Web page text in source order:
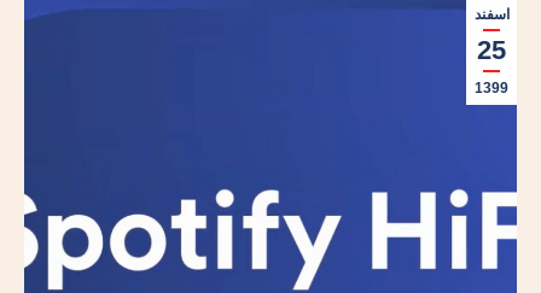
اسفند
25
1399